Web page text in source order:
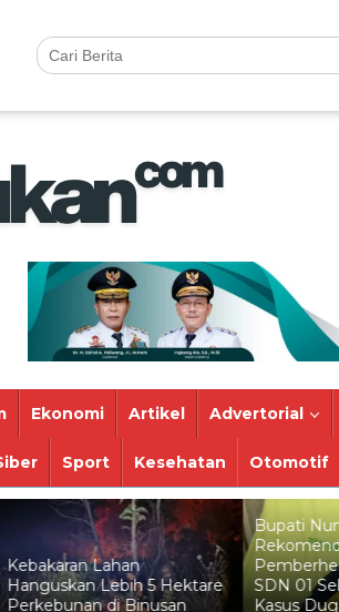
Ekonomi Artikel Advertorial
Sport Kesehatan Otomotif
Lahan
Lebih 5 Hektare
di Binusan
Bupati
SDN 01
Kasus Dugaan